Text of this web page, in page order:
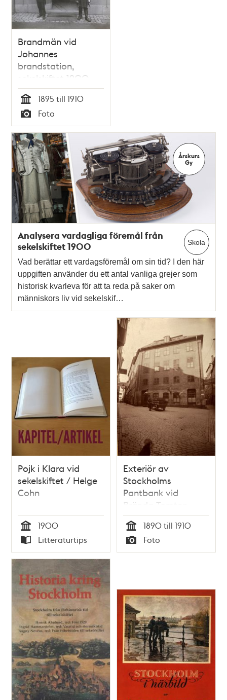
Brandmän vid
Johannes
brandstation,
sekelskiftet 1900
Tid
1895 till 1910
Typ
Foto
Årskurs
Gy
Skola
Analysera vardagliga föremål från
sekelskiftet 1900
Vad berättar ett vardagsföremål om sin tid? I den här
uppgiften använder du ett antal vanliga grejer som
historisk kvarleva för att ta reda på saker om
människors liv vid sekelskif…
Pojk i Klara vid
sekelskiftet / Helge
Cohn
Tid
1900
Typ
Litteraturtips
Exteriör av
Stockholms
Pantbank vid
Brända Tomten,
runt sekelskiftet
1900.
Tid
1890 till 1910
Typ
Foto